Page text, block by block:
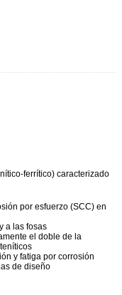
ferrítico) caracterizado
por esfuerzo (SCC) en
a las fosas
el doble de la
y fatiga por corrosión
de diseño